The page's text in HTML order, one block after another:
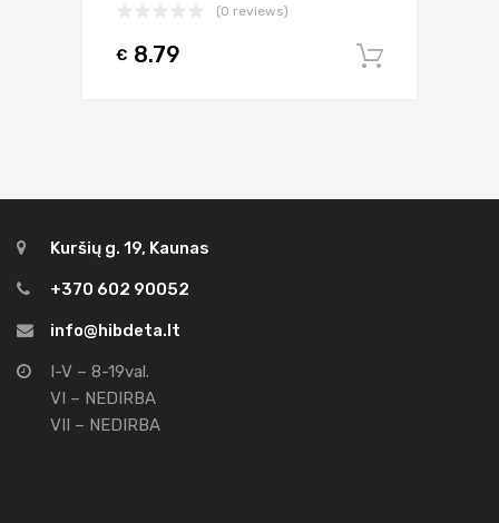
(0 reviews)
€ 8.79
Kuršių g. 19, Kaunas
+370 602 90052
info@hibdeta.lt
I-V – 8-19val.
VI – NEDIRBA
VII – NEDIRBA